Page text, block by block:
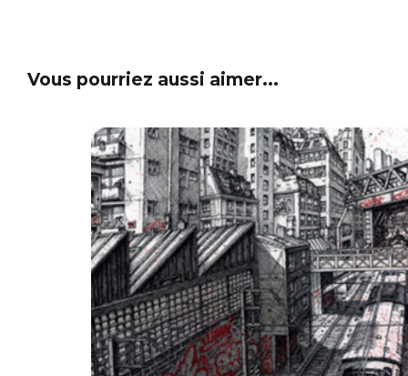
Vous pourriez aussi aimer...